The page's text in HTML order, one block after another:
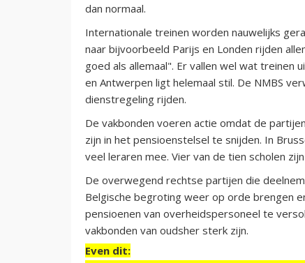
dan normaal.
Internationale treinen worden nauwelijks
naar bijvoorbeeld Parijs en Londen rijden
goed als allemaal". Er vallen wel wat treinen
en Antwerpen ligt helemaal stil. De NMBS
dienstregeling rijden.
De vakbonden voeren actie omdat de
zijn in het pensioenstelsel te snijden. In
veel leraren mee. Vier van de tien scholen
De overwegend rechtse partijen die
Belgische begroting weer op orde brengen
pensioenen van overheidspersoneel te
vakbonden van oudsher sterk zijn.
Even dit: